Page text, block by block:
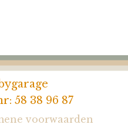
58 38 96 87
voorwaarden